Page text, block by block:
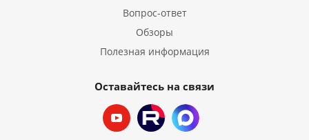
Вопрос-ответ
Обзоры
Полезная информация
Оставайтесь на связи